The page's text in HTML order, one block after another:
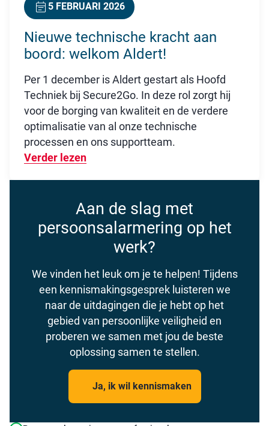
5 FEBRUARI 2026
Nieuwe technische kracht aan
boord: welkom Aldert!
Per 1 december is Aldert gestart als Hoofd
Techniek bij Secure2Go. In deze rol zorgt hij
voor de borging van kwaliteit en de verdere
optimalisatie van al onze technische
processen en ons supportteam.
Verder lezen
Aan de slag met
persoonsalarmering op het
werk?
We vinden het leuk om je te helpen! Tijdens
een kennismakingsgesprek luisteren we
naar de uitdagingen die je hebt op het
gebied van persoonlijke veiligheid en
proberen we samen met jou de beste
oplossing samen te stellen.
Ja, ik wil kennismaken